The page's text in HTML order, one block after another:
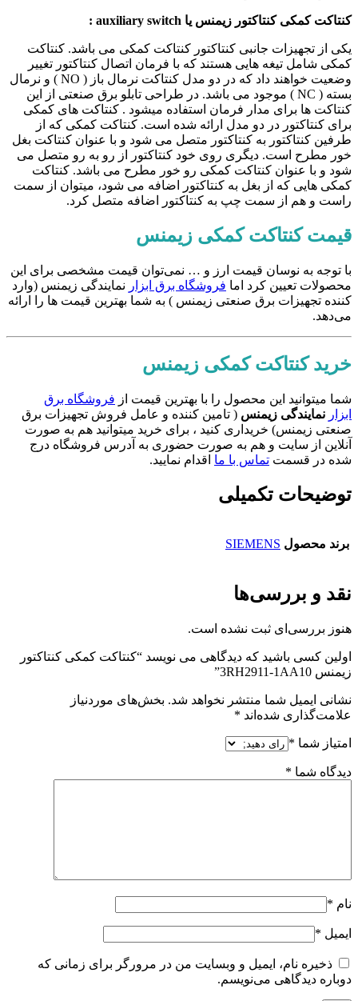
کنتاکت کمکی کنتاکتور زیمنس یا auxiliary switch :
یکی از تجهیزات جانبی کنتاکتور کنتاکت کمکی می باشد. کنتاکت
کمکی شامل تیغه هایی هستند که با فرمان اتصال کنتاکتور تغییر
وضعیت خواهند داد که در دو مدل کنتاکت نرمال باز ( NO ) و نرمال
بسته ( NC ) موجود می باشد. در طراحی تابلو برق صنعتی از این
کنتاکت ها برای مدار فرمان استفاده میشود . کنتاکت های کمکی
برای کنتاکتور در دو مدل ارائه شده است. کنتاکت کمکی که از
طرفین کنتاکتور به کنتاکتور متصل می شود و با عنوان کنتاکت بغل
خور مطرح است. دیگری روی خود کنتاکتور از رو به رو متصل می
شود و با عنوان کنتاکت کمکی رو خور مطرح می باشد. کنتاکت
کمکی هایی که از بغل به کنتاکتور اضافه می شود، میتوان از سمت
راست و هم از سمت چپ به کنتاکتور اضافه متصل کرد.
قیمت کنتاکت کمکی زیمنس
با توجه به نوسان قیمت ارز و … نمی‌توان قیمت مشخصی برای این
محصولات تعیین کرد اما فروشگاه برق ابزار نمایندگی زیمنس (وارد
کننده تجهیزات برق صنعتی زیمنس ) به شما بهترین قیمت ها را ارائه
می‌دهد.
خرید کنتاکت کمکی زیمنس
شما میتوانید این محصول را با بهترین قیمت از فروشگاه برق
ابزار نمایندگی زیمنس ( تامین کننده و عامل فروش تجهیزات برق
صنعتی زیمنس) خریداری کنید ، برای خرید میتوانید هم به صورت
آنلاین از سایت و هم به صورت حضوری به آدرس فروشگاه درج
شده در قسمت تماس با ما اقدام نمایید.
توضیحات تکمیلی
برند محصول SIEMENS
نقد و بررسی‌ها
هنوز بررسی‌ای ثبت نشده است.
اولین کسی باشید که دیدگاهی می نویسد “کنتاکت کمکی کنتاکتور
زیمنس 3RH2911-1AA10”
نشانی ایمیل شما منتشر نخواهد شد. بخش‌های موردنیاز
علامت‌گذاری شده‌اند *
امتیاز شما *
دیدگاه شما *
نام *
ایمیل *
ذخیره نام، ایمیل و وبسایت من در مرورگر برای زمانی که
دوباره دیدگاهی می‌نویسم.